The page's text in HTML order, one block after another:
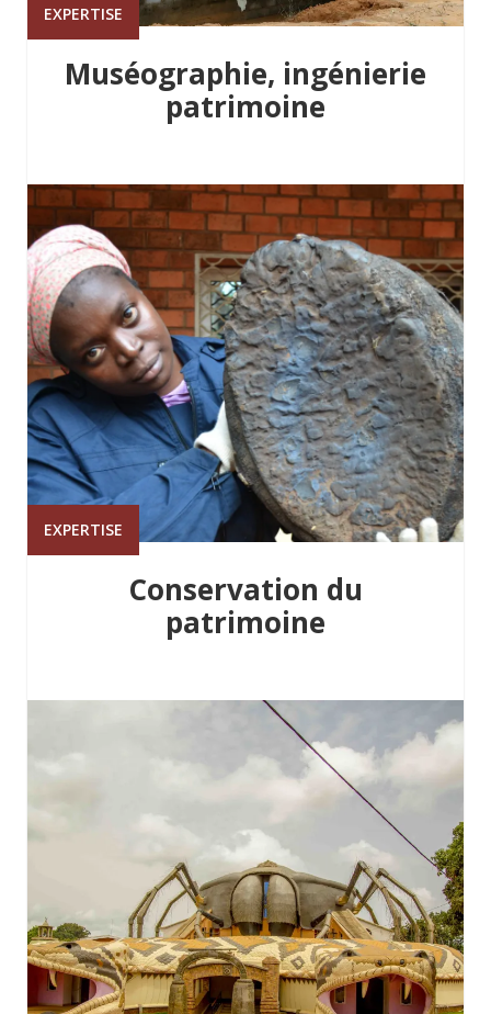
EXPERTISE
Muséographie, ingénierie
patrimoine
EXPERTISE
Conservation du
patrimoine